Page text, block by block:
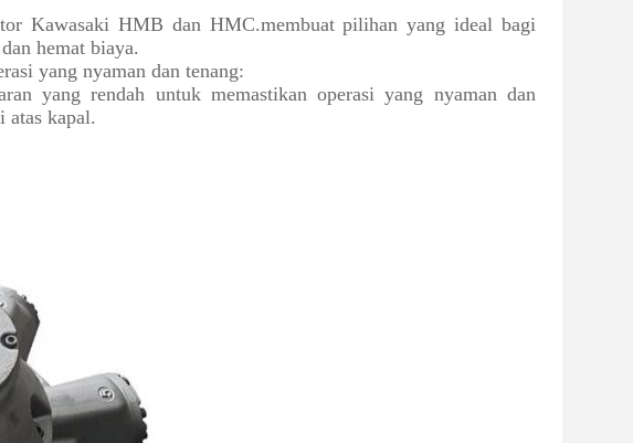
Kawasaki HMB dan HMC.membuat pilihan yang ideal bagi
hemat biaya.
yang nyaman dan tenang:
yang rendah untuk memastikan operasi yang nyaman dan
atas kapal.